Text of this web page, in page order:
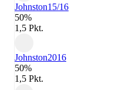
Johnston15/16
50%
1,5 Pkt.
Johnston2016
50%
1,5 Pkt.